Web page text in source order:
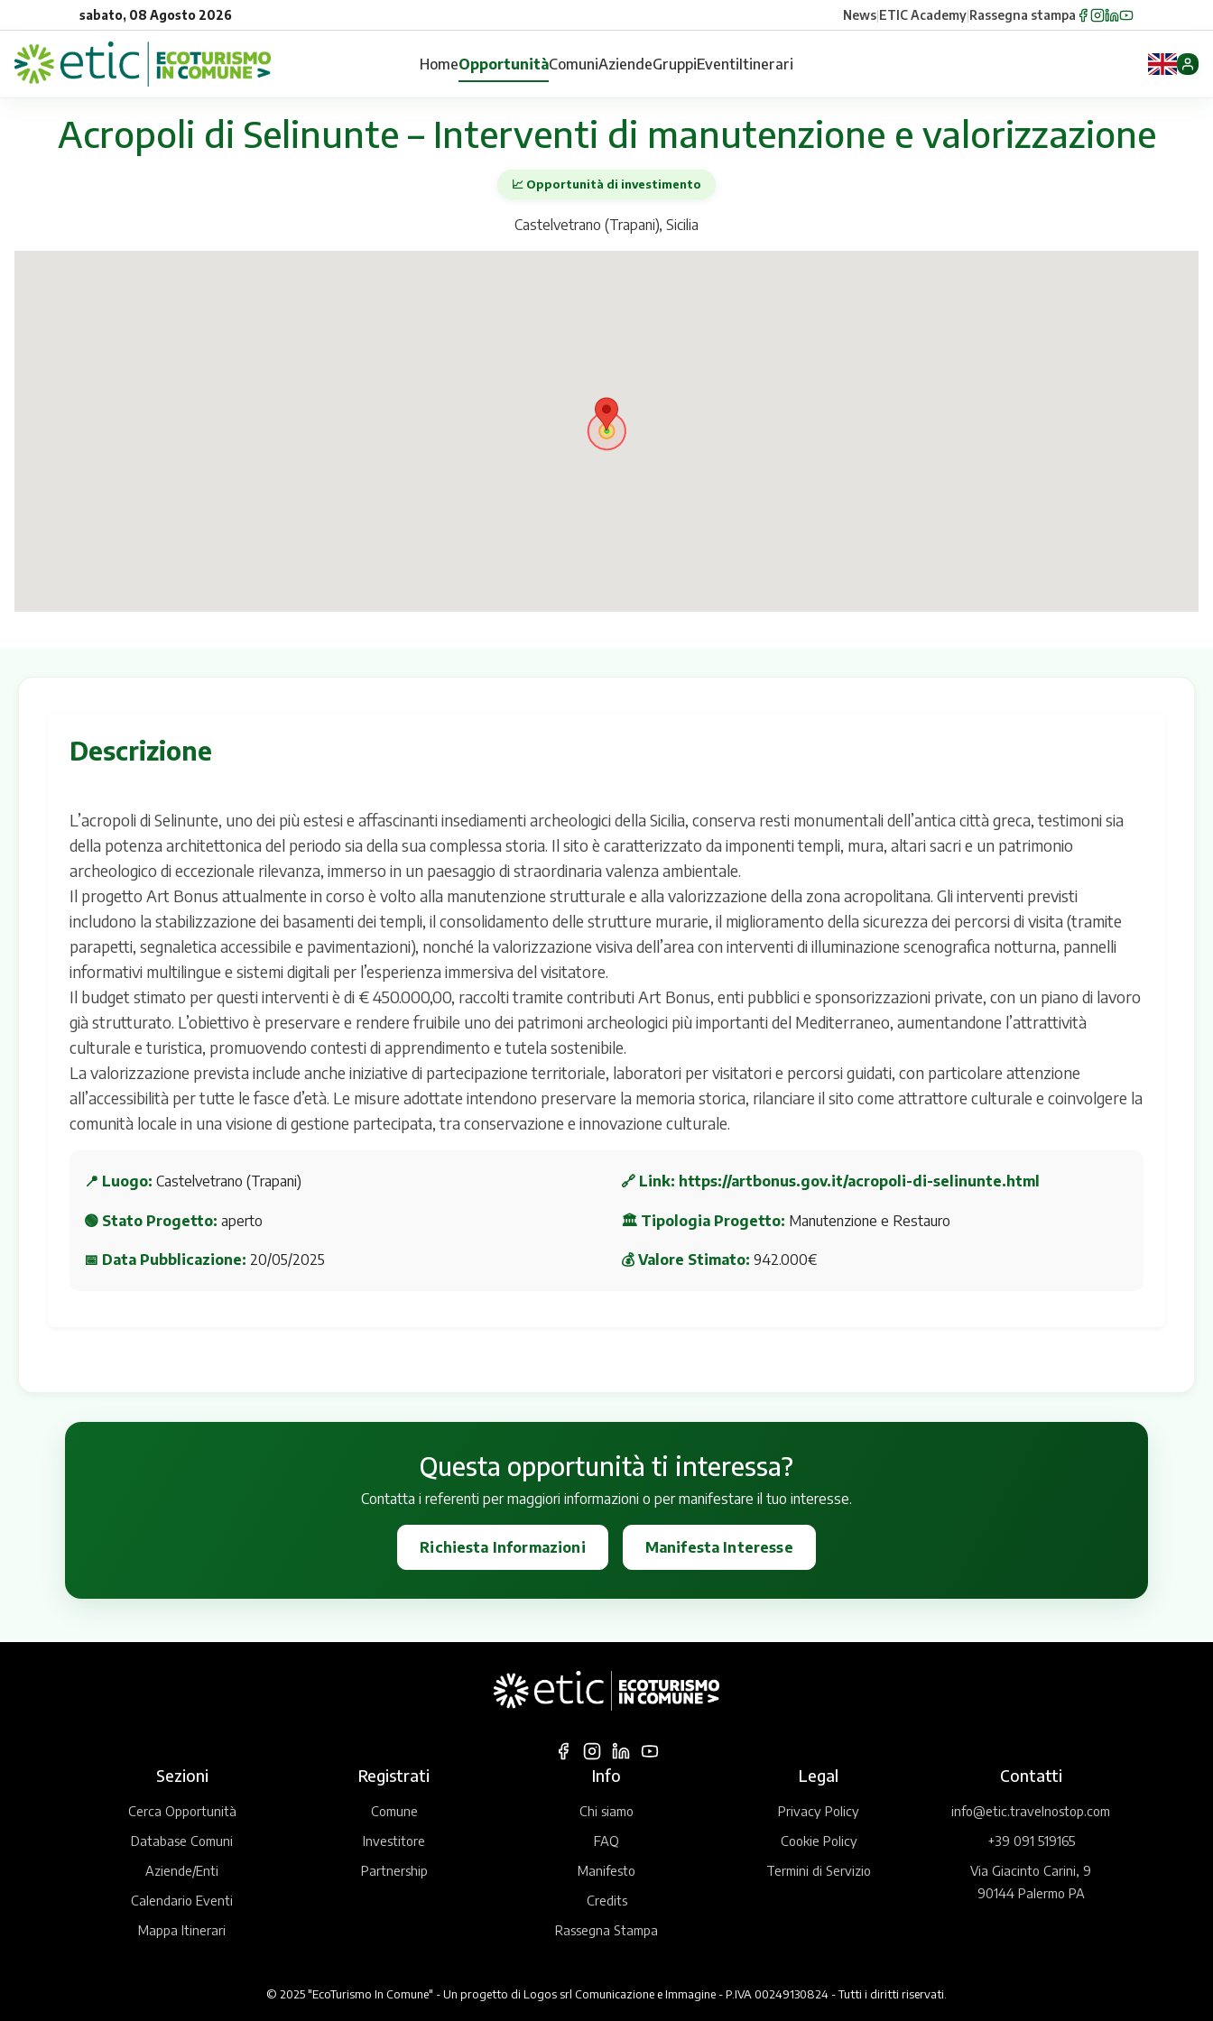
sabato, 08 Agosto 2026 News|ETIC Academy|Rassegna stampa
HomeOpportunitàComuniAziendeGruppiEventiItinerari
Acropoli di Selinunte – Interventi di manutenzione e valorizzazione
📈 Opportunità di investimento
Castelvetrano (Trapani), Sicilia
Descrizione
L’acropoli di Selinunte, uno dei più estesi e affascinanti insediamenti archeologici della Sicilia, conserva resti monumentali dell’antica città greca, testimoni sia
della potenza architettonica del periodo sia della sua complessa storia. Il sito è caratterizzato da imponenti templi, mura, altari sacri e un patrimonio
archeologico di eccezionale rilevanza, immerso in un paesaggio di straordinaria valenza ambientale.
Il progetto Art Bonus attualmente in corso è volto alla manutenzione strutturale e alla valorizzazione della zona acropolitana. Gli interventi previsti
includono la stabilizzazione dei basamenti dei templi, il consolidamento delle strutture murarie, il miglioramento della sicurezza dei percorsi di visita (tramite
parapetti, segnaletica accessibile e pavimentazioni), nonché la valorizzazione visiva dell’area con interventi di illuminazione scenografica notturna, pannelli
informativi multilingue e sistemi digitali per l’esperienza immersiva del visitatore.
Il budget stimato per questi interventi è di € 450.000,00, raccolti tramite contributi Art Bonus, enti pubblici e sponsorizzazioni private, con un piano di lavoro
già strutturato. L’obiettivo è preservare e rendere fruibile uno dei patrimoni archeologici più importanti del Mediterraneo, aumentandone l’attrattività
culturale e turistica, promuovendo contesti di apprendimento e tutela sostenibile.
La valorizzazione prevista include anche iniziative di partecipazione territoriale, laboratori per visitatori e percorsi guidati, con particolare attenzione
all’accessibilità per tutte le fasce d’età. Le misure adottate intendono preservare la memoria storica, rilanciare il sito come attrattore culturale e coinvolgere la
comunità locale in una visione di gestione partecipata, tra conservazione e innovazione culturale.
📍 Luogo:Castelvetrano (Trapani) 🔗 Link: https://artbonus.gov.it/acropoli-di-selinunte.html
🟢 Stato Progetto: aperto 🏛 Tipologia Progetto: Manutenzione e Restauro
📅 Data Pubblicazione: 20/05/2025 💰 Valore Stimato: 942.000€
Questa opportunità ti interessa?
Contatta i referenti per maggiori informazioni o per manifestare il tuo interesse.
Richiesta Informazioni Manifesta Interesse
Sezioni
Cerca Opportunità
Database Comuni
Aziende/Enti
Calendario Eventi
Mappa Itinerari
Registrati
Comune
Investitore
Partnership
Info
Chi siamo
FAQ
Manifesto
Credits
Rassegna Stampa
Legal
Privacy Policy
Cookie Policy
Termini di Servizio
Contatti
info@etic.travelnostop.com
+39 091 519165
Via Giacinto Carini, 9
90144 Palermo PA
© 2025 "EcoTurismo In Comune" - Un progetto di Logos srl Comunicazione e Immagine - P.IVA 00249130824 - Tutti i diritti riservati.